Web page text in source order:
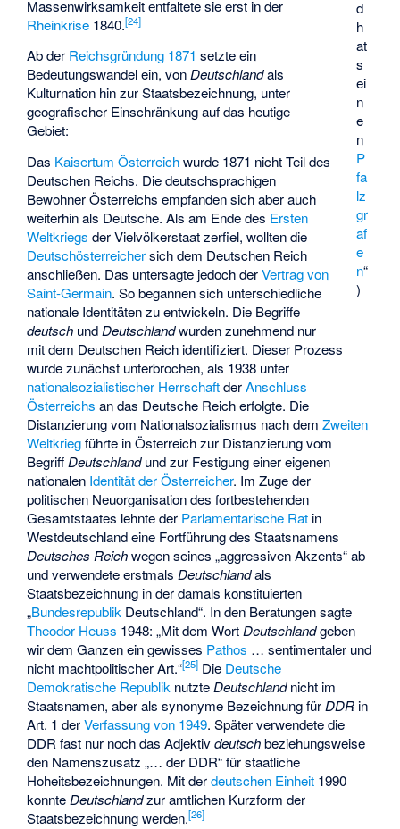
d
h
at
s
ei
n
e
n
P
fa
lz
gr
af
e
n“
)
Massenwirksamkeit entfaltete sie erst in der
Rheinkrise 1840.[24]
Ab der Reichsgründung 1871 setzte ein
Bedeutungswandel ein, vonDeutschlandals
Kulturnation hin zur Staatsbezeichnung, unter
geografischer Einschränkung auf das heutige
Gebiet:
Das Kaisertum Österreichwurde 1871 nicht Teil des
Deutschen Reichs. Die deutschsprachigen
Bewohner Österreichs empfanden sich aber auch
weiterhin als Deutsche. Als am Ende des Ersten
Weltkriegs der Vielvölkerstaat zerfiel, wollten die
Deutschösterreichersich dem Deutschen Reich
anschließen. Das untersagte jedoch derVertrag von
Saint-Germain. So begannen sich unterschiedliche
nationale Identitäten zu entwickeln. Die Begriffe
deutsch undDeutschlandwurden zunehmend nur
mit dem Deutschen Reich identifiziert. Dieser Prozess
wurde zunächst unterbrochen, als 1938 unter
nationalsozialistischer HerrschaftderAnschluss
Österreichs an das Deutsche Reich erfolgte. Die
Distanzierung vom Nationalsozialismus nach demZweiten
Weltkriegführte in Österreich zur Distanzierung vom
BegriffDeutschlandund zur Festigung einer eigenen
nationalen Identität der Österreicher. Im Zuge der
politischen Neuorganisation des fortbestehenden
Gesamtstaates lehnte der Parlamentarische Rat in
Westdeutschland eine Fortführung des Staatsnamens
Deutsches Reichwegen seines „aggressiven Akzents“ ab
und verwendete erstmalsDeutschlandals
Staatsbezeichnung in der damals konstituierten
„Bundesrepublik Deutschland“. In den Beratungen sagte
Theodor Heuss 1948: „Mit dem WortDeutschlandgeben
wir dem Ganzen ein gewisses Pathos … sentimentaler und
nicht machtpolitischer Art.“[25] Die Deutsche
Demokratische Republik nutzteDeutschlandnicht im
Staatsnamen, aber als synonyme Bezeichnung fürDDR in
Art. 1 derVerfassung von 1949. Später verwendete die
DDR fast nur noch das Adjektivdeutschbeziehungsweise
den Namenszusatz „… der DDR“ für staatliche
Hoheitsbezeichnungen. Mit derdeutschen Einheit 1990
konnteDeutschlandzur amtlichen Kurzform der
Staatsbezeichnung werden.[26]